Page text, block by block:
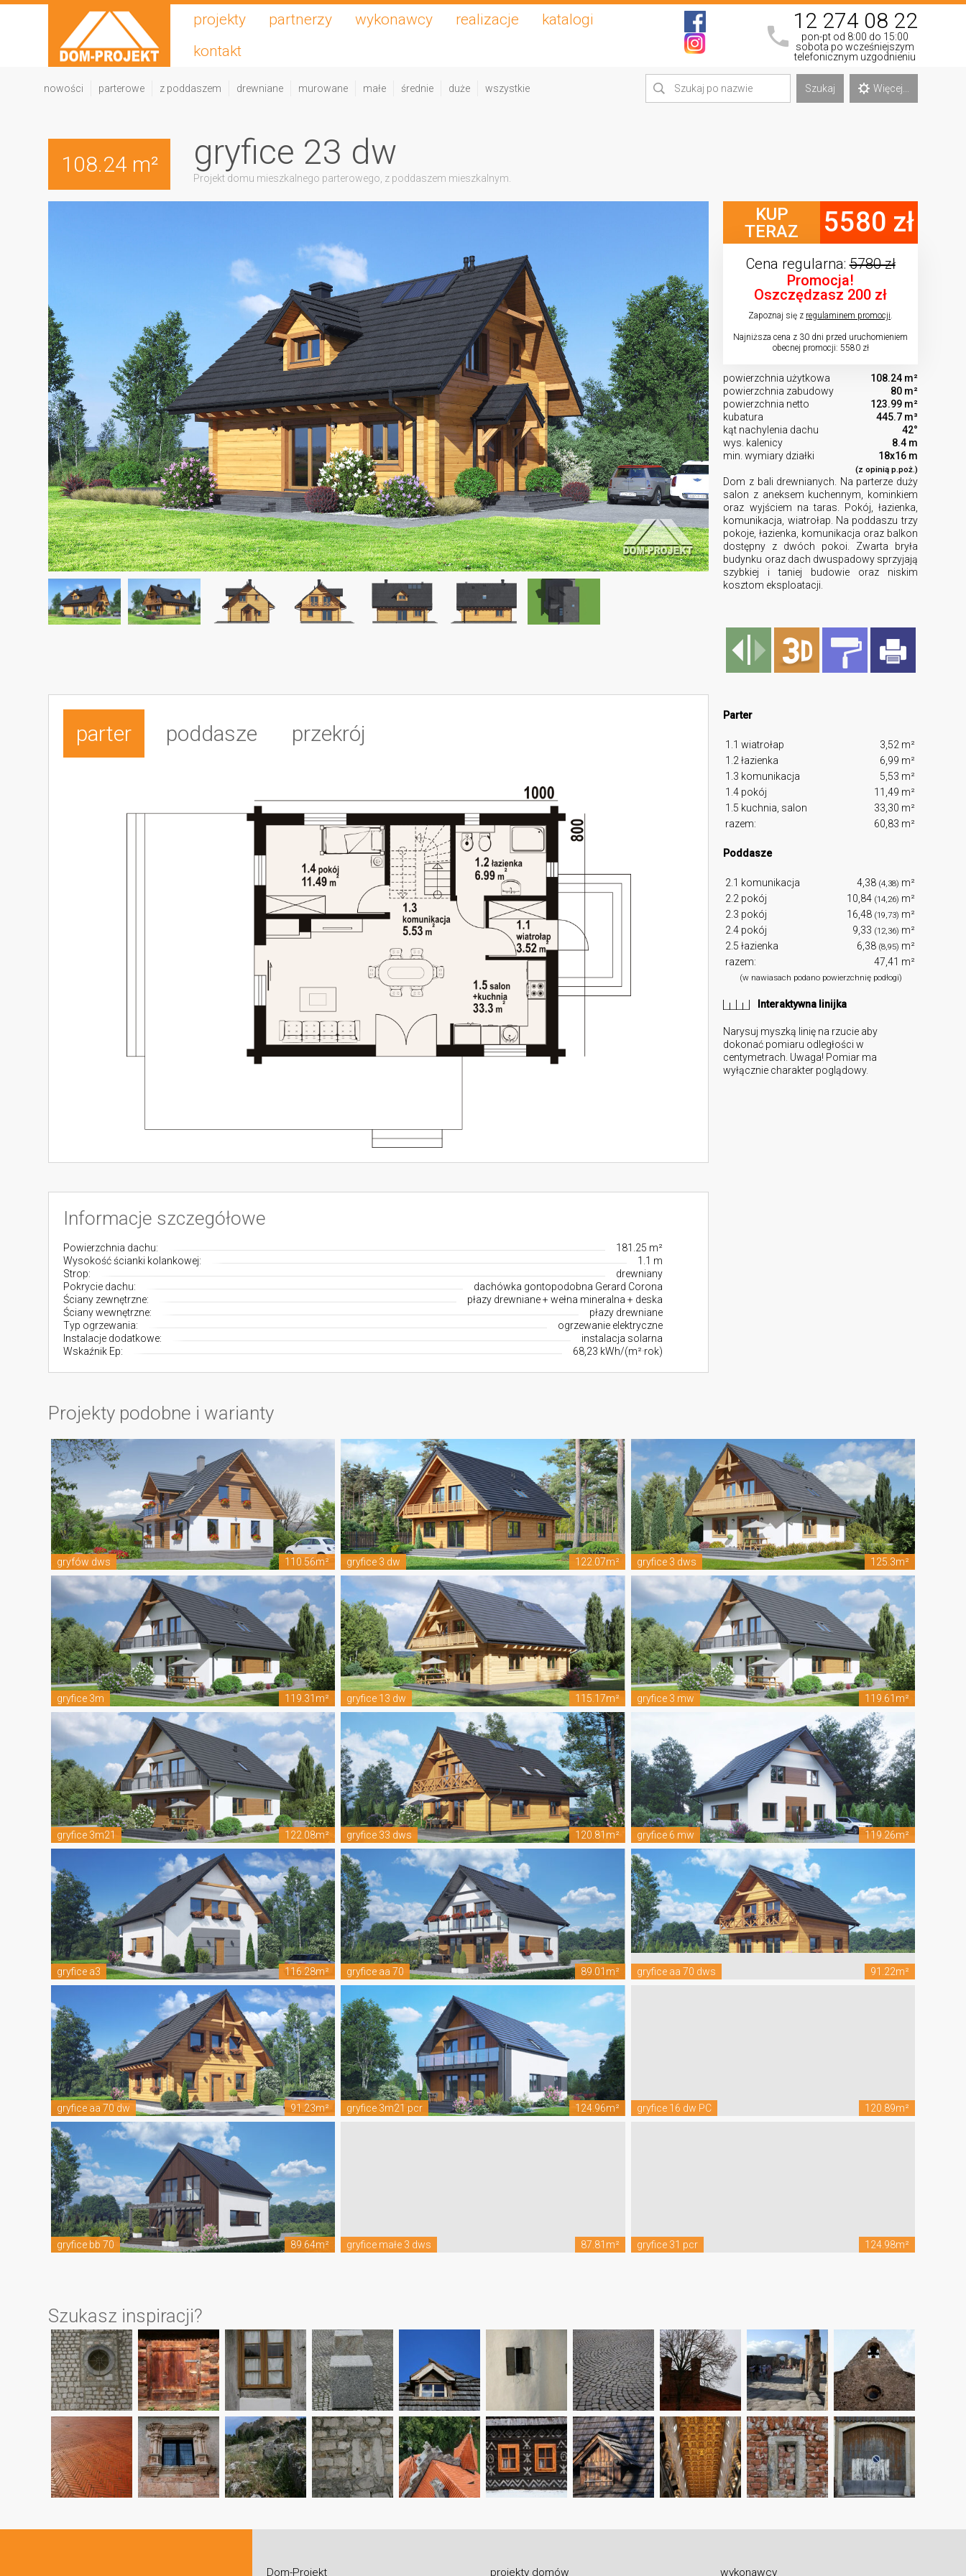
projekty partnerzy wykonawcy realizacje
katalogi
kontakt
12 274 08 22
pon-pt od 8:00 do 15:00
sobota po wcześniejszym
telefonicznym uzgodnieniu
nowości parterowe z poddaszem drewniane murowane małe średnie duże wszystkie Szukaj Więcej...
108.24 m² gryfice 23 dw
Projekt domu mieszkalnego parterowego, z poddaszem mieszkalnym.
KUP
TERAZ
5580 zł
Cena regularna:5780 zł
Promocja!
Oszczędzasz 200 zł
Zapoznaj się z regulaminem promocji.
Najniższa cena z 30 dni przed uruchomieniem
obecnej promocji: 5580 zł
powierzchnia użytkowa
108.24 m²
powierzchnia zabudowy
80 m²
powierzchnia netto
123.99 m²
kubatura
445.7 m³
kąt nachylenia dachu
42°
wys. kalenicy
8.4 m
min. wymiary działki
18x16 m
(z opinią p.poż.)
Dom z bali drewnianych. Na parterze duży
salon z aneksem kuchennym, kominkiem
oraz wyjściem na taras. Pokój, łazienka,
komunikacja, wiatrołap. Na poddaszu trzy
pokoje, łazienka, komunikacja oraz balkon
dostępny z dwóch pokoi. Zwarta bryła
budynku oraz dach dwuspadowy sprzyjają
szybkiej i taniej budowie oraz niskim
kosztom eksploatacji.
parter poddasze przekrój
Parter
1.1 wiatrołap
3,52 m²
1.2 łazienka
6,99 m²
1.3 komunikacja
5,53 m²
1.4 pokój
11,49 m²
1.5 kuchnia, salon
33,30 m²
razem:
60,83 m²
Poddasze
2.1 komunikacja 4,38 (4,38) m²
2.2 pokój
10,84 (14,26) m²
2.3 pokój
16,48 (19,73) m²
2.4 pokój
9,33 (12,36) m²
2.5 łazienka
6,38 (8,95) m²
razem:
47,41 m²
(w nawiasach podano powierzchnię podłogi)
Interaktywna linijka
Narysuj myszką linię na rzucie aby
dokonać pomiaru odległości w
centymetrach. Uwaga! Pomiar ma
wyłącznie charakter poglądowy.
Informacje szczegółowe
Powierzchnia dachu:
181.25 m²
Wysokość ścianki kolankowej:
1.1 m
Strop:
drewniany
Pokrycie dachu:
dachówka gontopodobna Gerard Corona
Ściany zewnętrzne:
płazy drewniane + wełna mineralna + deska
Ściany wewnętrzne:
płazy drewniane
Typ ogrzewania:
ogrzewanie elektryczne
Instalacje dodatkowe:
instalacja solarna
Wskaźnik Ep:
68,23 kWh/(m²·rok)
Projekty podobne i warianty
gryfów dws 110.56m² gryfice 3 dw 122.07m² gryfice 3 dws 125.3m²
gryfice 3m 119.31m² gryfice 13 dw 115.17m² gryfice 3 mw 119.61m²
gryfice 3m21 122.08m² gryfice 33 dws 120.81m² gryfice 6 mw 119.26m²
gryfice a3 116.28m² gryfice aa 70 89.01m² gryfice aa 70 dws 91.22m²
gryfice aa 70 dw 91.23m² gryfice 3m21 pcr 124.96m² gryfice 16 dw PC 120.89m²
gryfice bb 70 89.64m² gryfice małe 3 dws 87.81m² gryfice 31 pcr 124.98m²
Szukasz inspiracji?
Dom-Projekt projekty domów wykonawcy